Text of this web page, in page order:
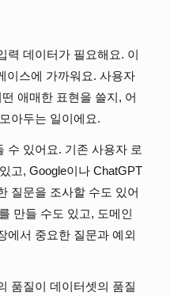
력 데이터가 필요해요. 이
이스에 가까워요. 사용자
애매한 표현을 쓸지, 어
아두는 일이에요.
수 있어요. 기존 사용자 로
고, Google이나 ChatGPT
질문을 조사할 수도 있어
만들 수도 있고, 도메인
에서 중요한 질문과 예외
품질이 데이터셋의 품질